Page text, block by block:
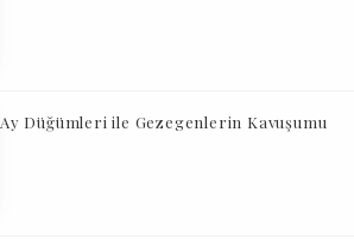
Ay Düğümleri ile Gezegenlerin Kavuşumu